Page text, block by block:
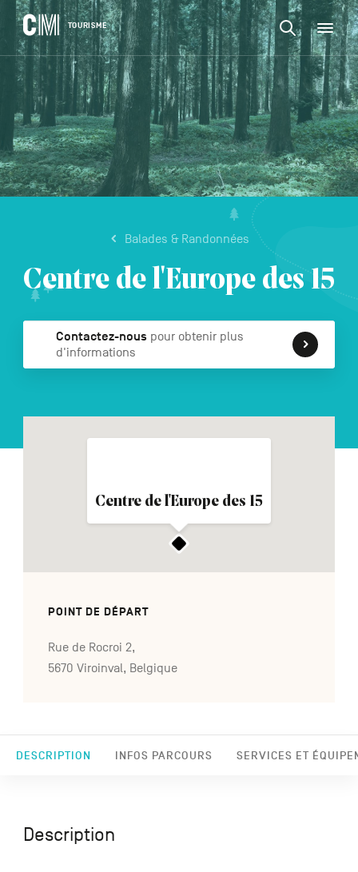
CONTENU
CM
Tourisme
TOURISME
Navigation
principale
Rechercher
une
activité,
un
logement…
Rechercher
une
activité,
un
logement…
VALIDER
Balades & Randonnées
Centre de l'Europe des 15
Contactez-nous pour obtenir plus
d'informations
DESCRIPTION INFOS PARCOURS SERVICES ET
Centre de l'Europe des 15
POINT DE DÉPART
Rue de Rocroi 2,
5670 Viroinval, Belgique
Description